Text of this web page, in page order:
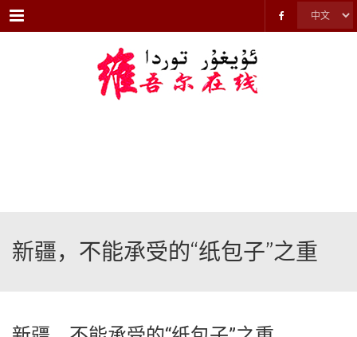
Menu
新疆，不能承受的“纸包子”之重